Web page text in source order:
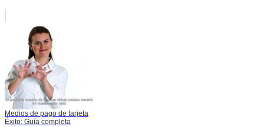
Medios de pago de tarjeta
Éxito: Guía completa